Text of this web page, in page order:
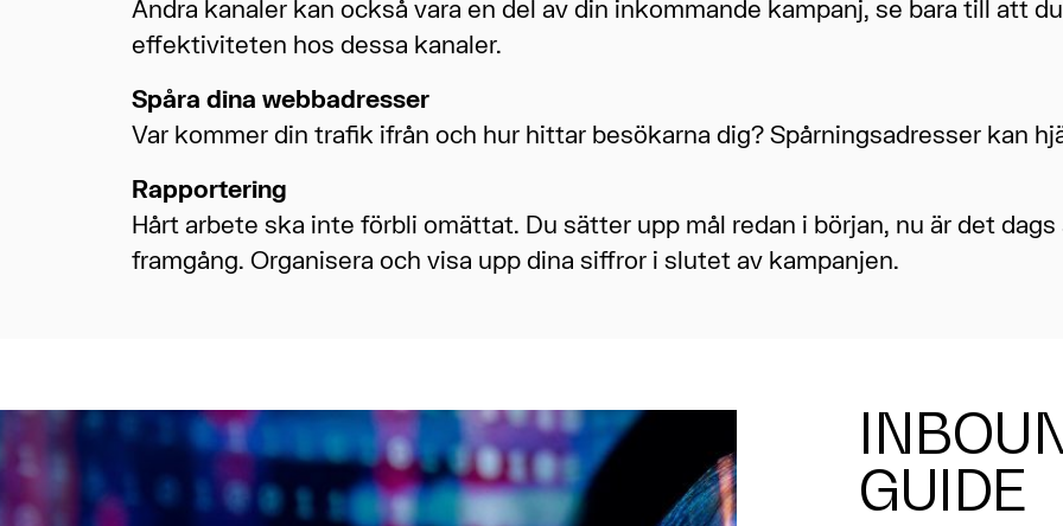
Andra kanaler kan också vara en del av din inkommande kampanj, se bara till att
effektiviteten hos dessa kanaler.
Spåra dina webbadresser
Var kommer din trafik ifrån och hur hittar besökarna dig? Spårningsadresser kan
Rapportering
Hårt arbete ska inte förbli omättat. Du sätter upp mål redan i början, nu är det
framgång. Organisera och visa upp dina siffror i slutet av kampanjen.​
GUIDE